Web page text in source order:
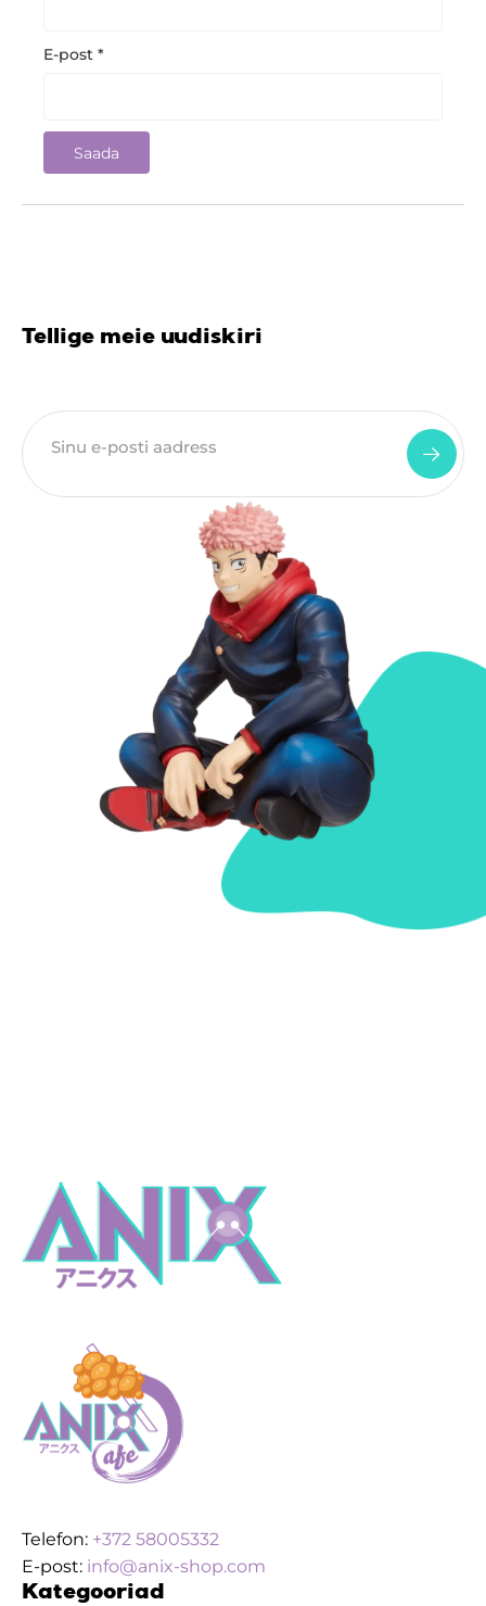
E-post *
Tellige meie uudiskiri
Telefon: +372 58005332
E-post: info@anix-shop.com
Kategooriad